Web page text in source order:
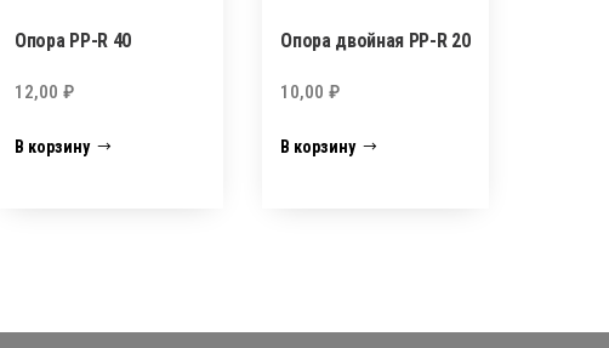
Опора PP-R 40
12,00₽
В корзину
Опора двойная PP-R 20
10,00₽
В корзину